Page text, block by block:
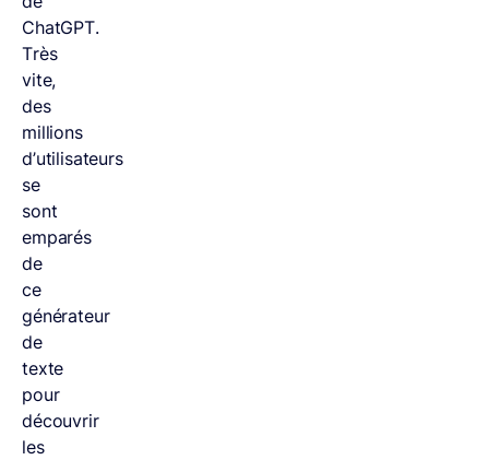
ChatGPT.
Très
vite,
des
millions
d’utilisateurs
se
sont
emparés
de
ce
générateur
de
texte
pour
découvrir
les